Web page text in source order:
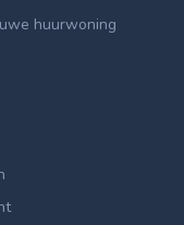
huurwoning